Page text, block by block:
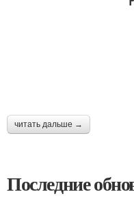
читать дальше →
Последние